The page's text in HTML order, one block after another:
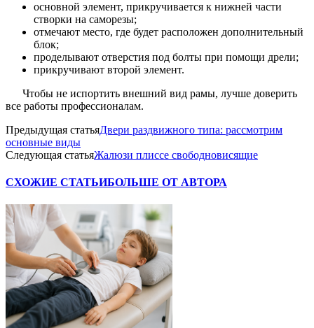
основной элемент, прикручивается к нижней части
створки на саморезы;
отмечают место, где будет расположен дополнительный
блок;
проделывают отверстия под болты при помощи дрели;
прикручивают второй элемент.
Чтобы не испортить внешний вид рамы, лучше доверить
все работы профессионалам.
Предыдущая статьяДвери раздвижного типа: рассмотрим
основные виды
Следующая статьяЖалюзи плиссе свободновисящие
СХОЖИЕ СТАТЬИБОЛЬШЕ ОТ АВТОРА